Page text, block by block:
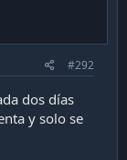
#292
dos días
y solo se